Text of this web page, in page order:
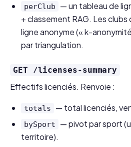
perClub
— un tableau de
+ classement RAG. Les
ligne anonyme (« k-
par triangulation.
GET /licenses-summary
Effectifs licenciés. Renvoie :
totals — total licenciés,
bySport
— pivot par sport
territoire).